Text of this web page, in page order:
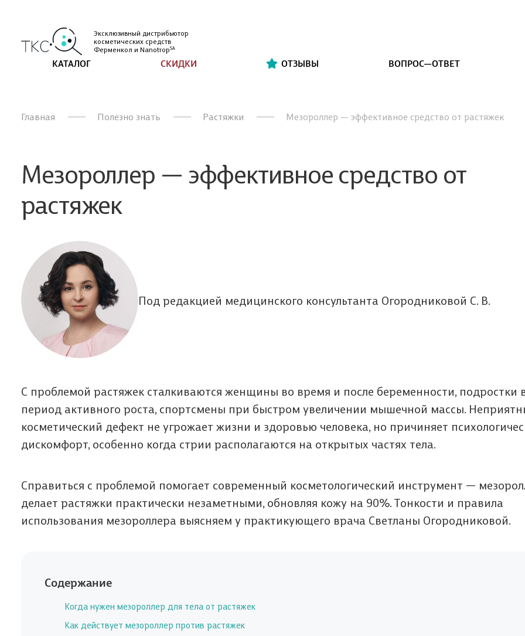
Эксклюзивный дистрибьютор
косметических средств
Ферменкол и NanotropSA
КАТАЛОГ СКИДКИ ОТЗЫВЫ ВОПРОС—ОТВЕТ
Главная Полезно знать Растяжки Мезороллер — эффективное средство от растяжек
Мезороллер — эффективное средство от
растяжек
Под редакцией медицинского консультанта Огородниковой С. В.
С проблемой растяжек сталкиваются женщины во время и после беременности, подростки
период активного роста, спортсмены при быстром увеличении мышечной массы.
косметический дефект не угрожает жизни и здоровью человека, но причиняет
дискомфорт, особенно когда стрии располагаются на открытых частях тела.
Справиться с проблемой помогает современный косметологический инструмент —
делает растяжки практически незаметными, обновляя кожу на 90%. Тонкости и правила
использования мезороллера выясняем у практикующего врача Светланы Огородниковой.
Содержание
Когда нужен мезороллер для тела от растяжек
Как действует мезороллер против растяжек